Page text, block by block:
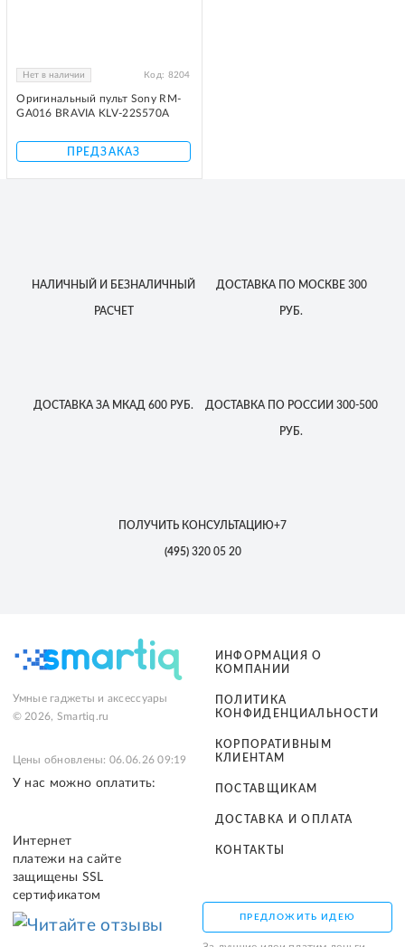
Нет в наличии Код: 8204
Оригинальный пульт Sony RM-
GA016 BRAVIA KLV-22S570A
ПРЕДЗАКАЗ
НАЛИЧНЫЙ И БЕЗНАЛИЧНЫЙ
РАСЧЕТ
ДОСТАВКАПО МОСКВЕ 300
РУБ.
ДОСТАВКА ЗА МКАД 600 РУБ. ДОСТАВКАПО РОССИИ 300-500
РУБ.
ПОЛУЧИТЬ КОНСУЛЬТАЦИЮ+7
(495)320 05 20
Умные гаджеты и аксессуары
© 2026, Smartiq.ru
Цены обновлены: 06.06.26 09:19
У нас можно оплатить:
Интернет
платежи на сайте
защищены SSL
сертификатом
ИНФОРМАЦИЯ О
КОМПАНИИ
ПОЛИТИКА
КОНФИДЕНЦИАЛЬНОСТИ
КОРПОРАТИВНЫМ
КЛИЕНТАМ
ПОСТАВЩИКАМ
ДОСТАВКА И ОПЛАТА
КОНТАКТЫ
ПРЕДЛОЖИТЬ ИДЕЮ